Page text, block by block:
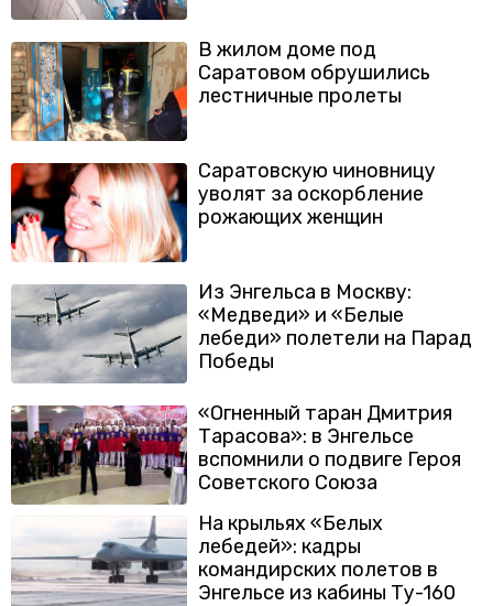
В жилом доме под
Саратовом обрушились
лестничные пролеты
Саратовскую чиновницу
уволят за оскорбление
рожающих женщин
Из Энгельса в Москву:
«Медведи» и «Белые
лебеди» полетели на Парад
Победы
«Огненный таран Дмитрия
Тарасова»: в Энгельсе
вспомнили о подвиге Героя
Советского Союза
На крыльях «Белых
лебедей»: кадры
командирских полетов в
Энгельсе из кабины Ту-160